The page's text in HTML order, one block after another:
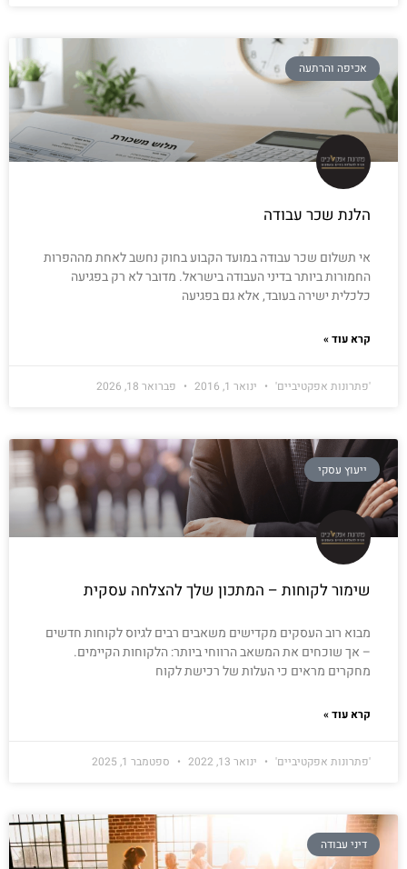
אכיפה והרתעה
הלנת שכר עבודה
אי תשלום שכר עבודה במועד הקבוע בחוק נחשב לאחת מההפרות
החמורות ביותר בדיני העבודה בישראל. מדובר לא רק בפגיעה
כלכלית ישירה בעובד, אלא גם בפגיעה
קרא עוד »
'פתרונות אפקטיביים' ינואר 1, 2016 פברואר 18, 2026
ייעוץ עסקי
שימור לקוחות – המתכון שלך להצלחה עסקית
מבוא רוב העסקים מקדישים משאבים רבים לגיוס לקוחות חדשים
– אך שוכחים את המשאב הרווחי ביותר: הלקוחות הקיימים.
מחקרים מראים כי העלות של רכישת לקוח
קרא עוד »
'פתרונות אפקטיביים' ינואר 13, 2022 ספטמבר 1, 2025
דיני עבודה